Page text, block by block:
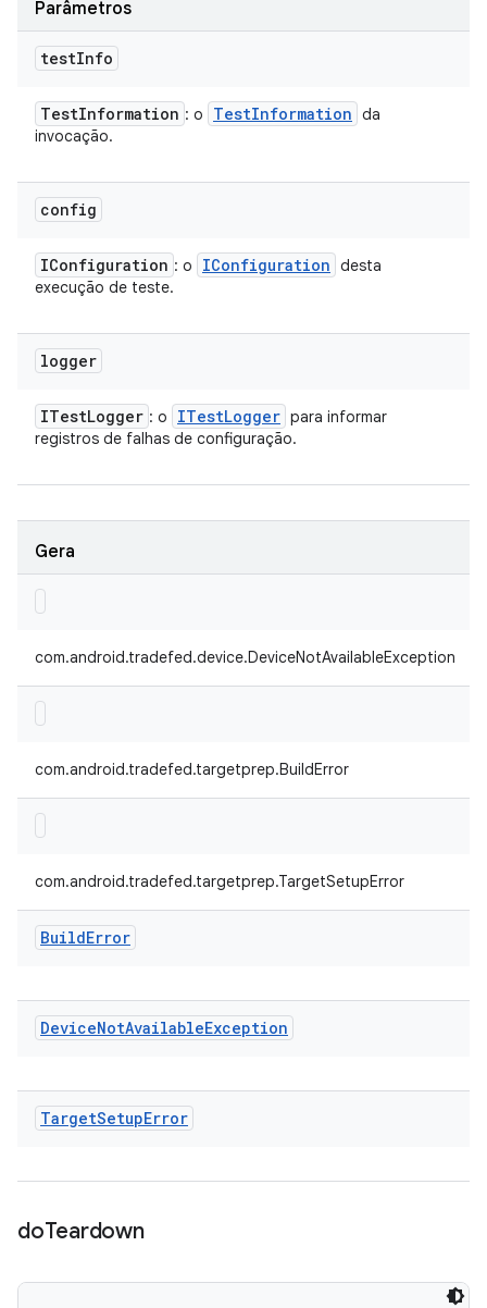
Parâmetros
testInfo
TestInformation : o TestInformation da
invocação.
config
IConfiguration : o IConfiguration desta
execução de teste.
logger
ITestLogger : o ITestLogger para informar
registros de falhas de configuração.
Gera
com.android.tradefed.device.DeviceNotAvailableException
com.android.tradefed.targetprep.BuildError
com.android.tradefed.targetprep.TargetSetupError
BuildError
DeviceNotAvailableException
TargetSetupError
doTeardown